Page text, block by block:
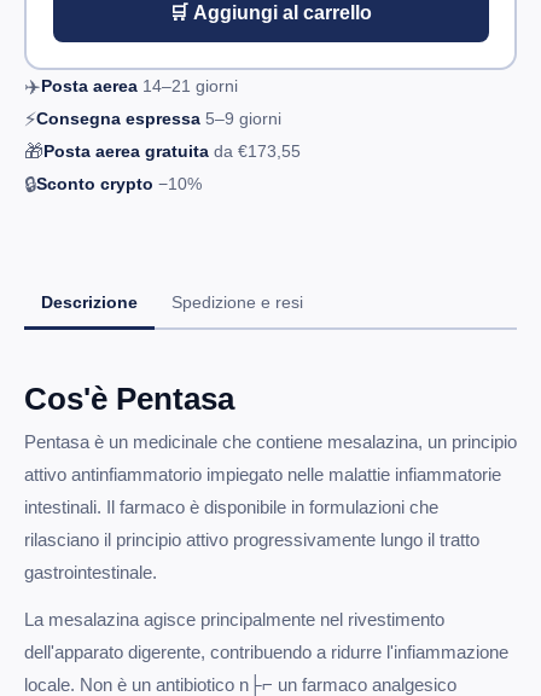
🛒 Aggiungi al carrello
✈️Posta aerea 14–21 giorni
⚡Consegna espressa 5–9 giorni
🎁Posta aerea gratuita da €173,55
🔒Sconto crypto −10%
Descrizione Spedizione e resi
Cos'è Pentasa
Pentasa è un medicinale che contiene mesalazina, un principio
attivo antinfiammatorio impiegato nelle malattie infiammatorie
intestinali. Il farmaco è disponibile in formulazioni che
rilasciano il principio attivo progressivamente lungo il tratto
gastrointestinale.
La mesalazina agisce principalmente nel rivestimento
dell'apparato digerente, contribuendo a ridurre l'infiammazione
locale. Non è un antibiotico n├⌐ un farmaco analgesico